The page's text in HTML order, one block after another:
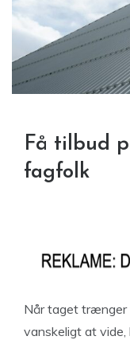
Få tilbud
fagfolk
Når taget trænger
vanskeligt at